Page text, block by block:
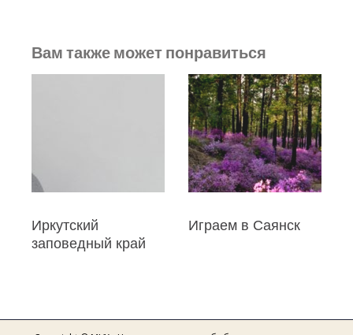
Вам также может понравиться
Иркутский
заповедный край
Играем в Саянск